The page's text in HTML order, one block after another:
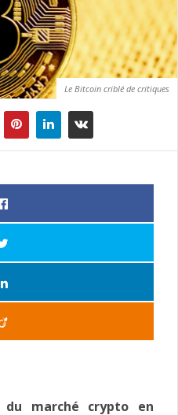
Le Bitcoin criblé de critiques
du marché crypto en